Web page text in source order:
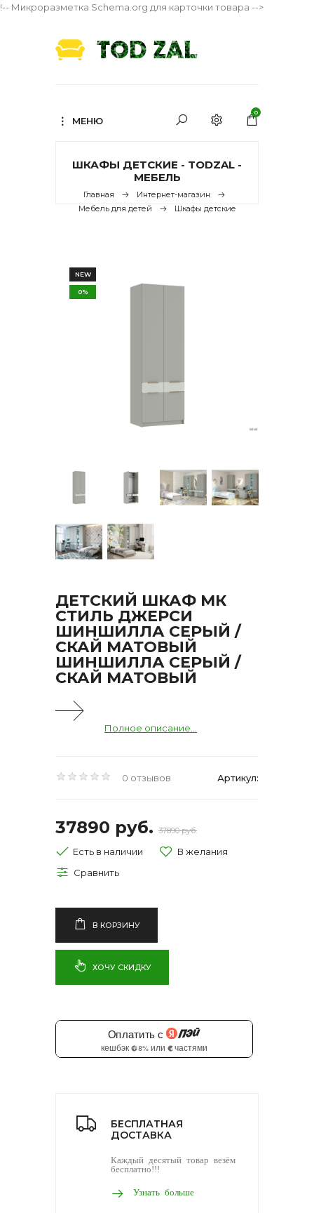
!-- Микроразметка Schema.org для карточки товара -->
МЕНЮ
0
ШКАФЫ ДЕТСКИЕ - TODZAL -
МЕБЕЛЬ
Главная
Интернет-магазин
Мебель для детей
Шкафы детские
NEW
0%
ДЕТСКИЙ ШКАФ МК
СТИЛЬ ДЖЕРСИ
ШИНШИЛЛА СЕРЫЙ /
СКАЙ МАТОВЫЙ
ШИНШИЛЛА СЕРЫЙ /
СКАЙ МАТОВЫЙ
Полное описание...
0 отзывов Артикул:
37890 руб. 37890 руб.
Есть в наличии
В КОРЗИНУ
ХОЧУ СКИДКУ
БЕСПЛАТНАЯ
ДОСТАВКА
Каждый десятый товар везём
бесплатно!!!
Узнать больше